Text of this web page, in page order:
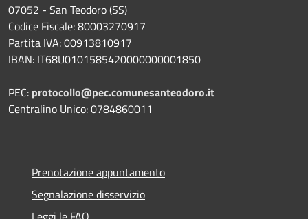
07052 - San Teodoro (SS)
Codice Fiscale: 80003270917
Partita IVA: 00913810917
IBAN: IT68U0101585420000000001850
PEC: protocollo@pec.comunesanteodoro.it
Centralino Unico: 0784860011
Prenotazione appuntamento
Segnalazione disservizio